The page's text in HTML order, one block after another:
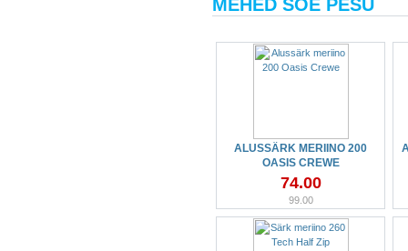
MEHED SOE PESU
ALUSSÄRK MERIINO 200
OASIS CREWE
74.00
99.00